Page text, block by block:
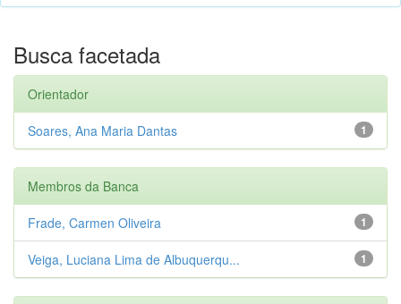
Busca facetada
Orientador
1
Soares, Ana Maria Dantas
Membros da Banca
1
Frade, Carmen Oliveira
1
Veiga, Luciana Lima de Albuquerqu...